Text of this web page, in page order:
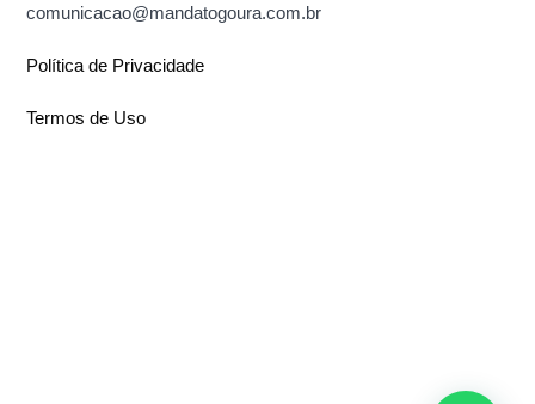
comunicacao@mandatogoura.com.br
Política de Privacidade
Termos de Uso